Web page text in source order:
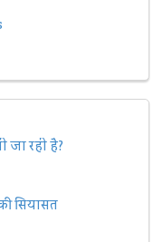
रही है?
सियासत